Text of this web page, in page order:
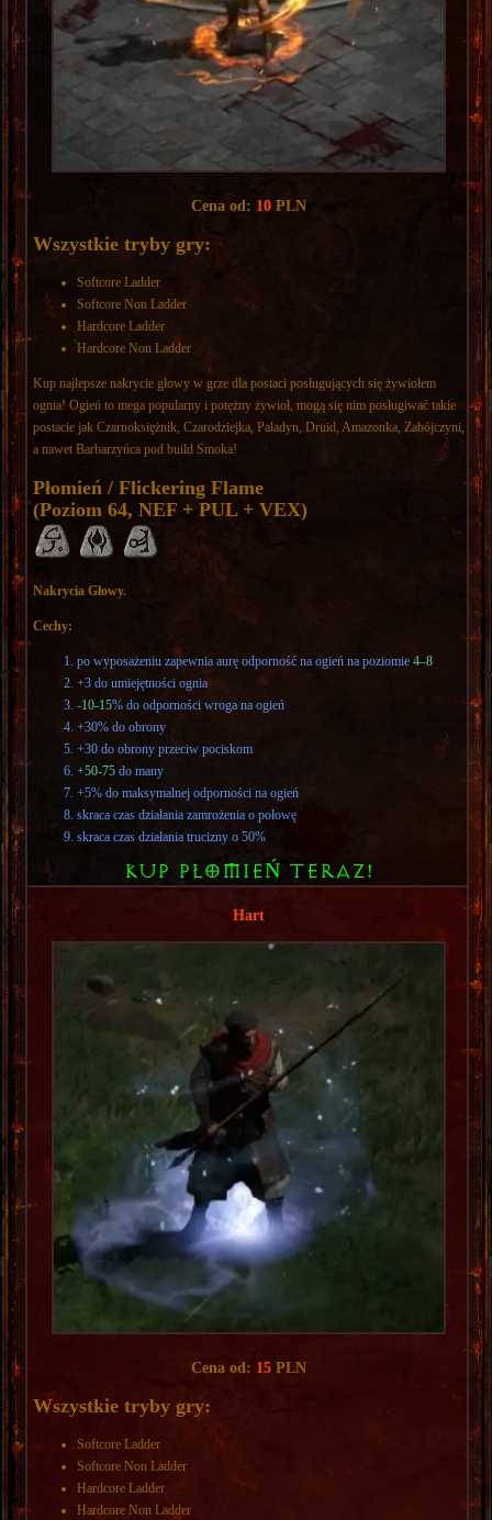
Cena od: 10 PLN
Wszystkie tryby gry:
Softcore Ladder
Softcore Non Ladder
Hardcore Ladder
Hardcore Non Ladder
Kup najlepsze nakrycie głowy w grze dla postaci posługujących się żywiołem
ognia! Ogień to mega popularny i potężny żywioł, mogą się nim posługiwać takie
postacie jak Czarnoksiężnik, Czarodziejka, Paladyn, Druid, Amazonka, Zabójczyni,
a nawet Barbarzyńca pod build Smoka!
Płomień / Flickering Flame
(Poziom 64, NEF + PUL + VEX)
Nakrycia Głowy.
Cechy:
po wyposażeniu zapewnia aurę odporność na ogień na poziomie 4–8
+3 do umiejętności ognia
-10-15% do odporności wroga na ogień
+30% do obrony
+30 do obrony przeciw pociskom
+50-75do many
+5% do maksymalnej odporności na ogień
skraca czas działania zamrożenia o połowę
skraca czas działania trucizny o 50%
KUP PŁOMIEŃ TERAZ!
Hart
Cena od: 15 PLN
Wszystkie tryby gry:
Softcore Ladder
Softcore Non Ladder
Hardcore Ladder
Hardcore Non Ladder